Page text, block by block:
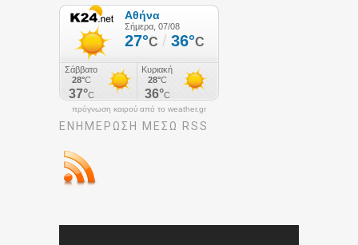
πρόγνωση καιρού από το weather.gr
ΕΝΗΜΈΡΩΣΉ ΜΕΣΩ RSS